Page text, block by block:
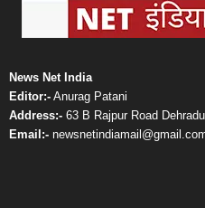
News Net India
Editor:- Anurag Patani
Address:- 63 B Rajpur Road
Email:-